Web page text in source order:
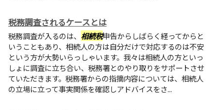
税務調査されるケースとは
税務調査が入るのは、 相続税申告からしばらく経ってからと
いうこともあり、相続人の方は自分だけで対応するのは不安
という方が大勢いらっしゃいます。我々は相続人の方といっ
しょに調査に立ち合い、税務署とのやり取りをサポートさせ
ていただきます。税務署からの指摘内容については、相続人
の立場に立って事実関係を確認しアドバイスをさ...